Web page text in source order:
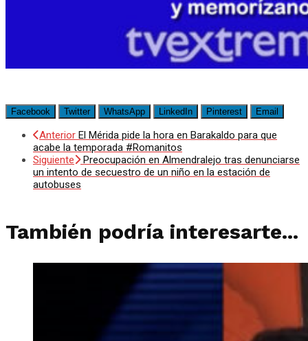
Facebook Twitter WhatsApp LinkedIn Pinterest Email
Anterior El Mérida pide la hora en Barakaldo para que
acabe la temporada #Romanitos
Siguiente
Preocupación en Almendralejo tras denunciarse
un intento de secuestro de un niño en la estación de
autobuses
También podría interesarte...